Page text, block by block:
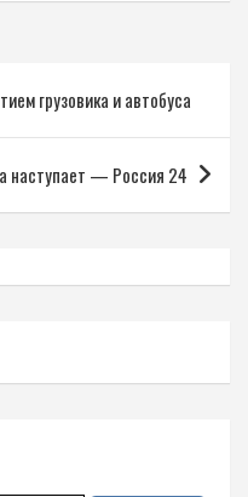
грузовика и автобуса
наступает — Россия 24